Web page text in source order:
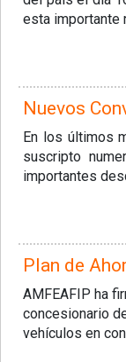
esta importante
Nuevos
En los últimos
suscripto
importantes
Plan de
AMFEAFIP ha
concesionario
vehículos en